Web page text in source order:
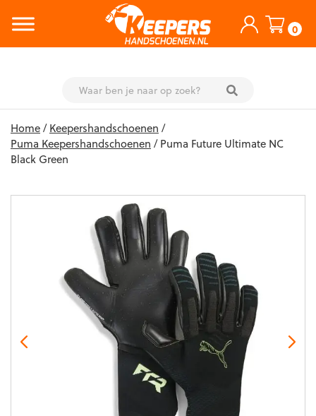
0
content
Home/Keepershandschoenen /
Puma Keepershandschoenen / Puma Future Ultimate NC
Black Green